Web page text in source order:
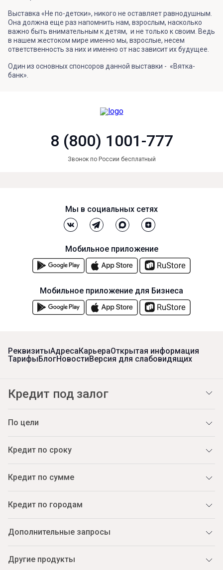
Выставка «Не по-детски», никого не оставляет равнодушным.
Она должна еще раз напомнить нам, взрослым, насколько
важно быть внимательным к детям, и не только к своим. Ведь
в нашем жестоком мире именно мы, взрослые, несем
ответственность за них и именно от нас зависит их будущее.
Один из основных спонсоров данной выставки - «Вятка-
банк».
8 (800) 1001-777
Звонок по России бесплатный
РеквизитыАдресаКарьераОткрытая информация
ТарифыБлогНовостиВерсия для слабовидящих
Кредит под залог
По цели
Кредит по сроку
Кредит по сумме
Кредит по городам
Дополнительные запросы
Другие продукты
Мы в социальных сетях
Мобильное приложение
Мобильное приложение для Бизнеса